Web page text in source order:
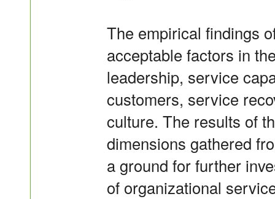
The empirical findings
acceptable factors in
leadership, service
customers, service
culture. The results of
dimensions gathered
a ground for further
of organizational